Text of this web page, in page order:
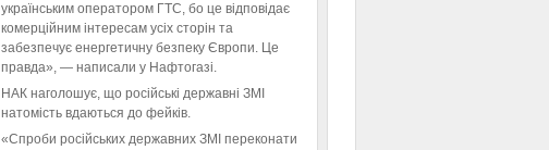
українським оператором ГТС, бо це відповідає
комерційним інтересам усіх сторін та
забезпечує енергетичну безпеку Європи. Це
правда», — написали у Нафтогазі.
НАК наголошує, що російські державні ЗМІ
натомість вдаються до фейків.
«Спроби російських державних ЗМІ переконати